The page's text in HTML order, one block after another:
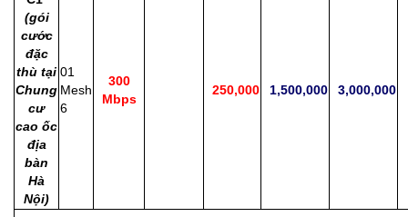
(gói
cước
đặc
thù tại
Chung
cư
cao ốc
địa
bàn
Hà
Nội)
01
Mesh
6
300
Mbps
250,000 1,500,000 3,000,000